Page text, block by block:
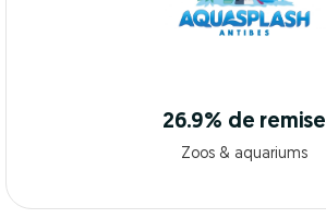
26.9% de remise
Zoos & aquariums